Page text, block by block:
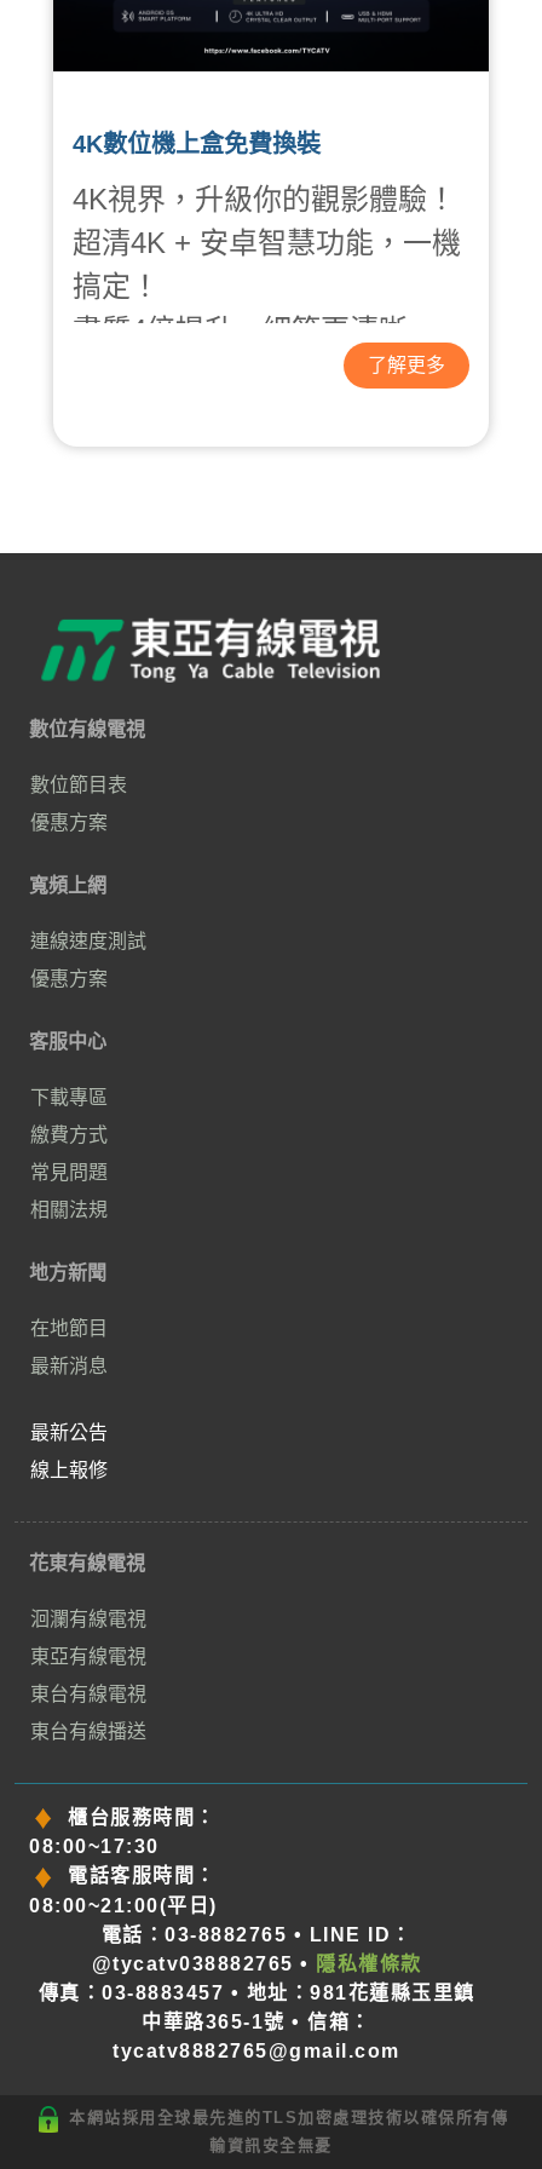
4K數位機上盒免費換裝
4K視界，升級你的觀影體驗！
超清4K + 安卓智慧功能，一機
搞定！
畫質4倍提升，細節更清晰
支援YouTube 等多元娛樂隨心
現在升級 4K 安卓機上盒(需搭
盛宴！
立即換裝，開啟你的4K智慧娛
樂新時代！
https://lin.ee/CAI4oul
了解更多
數位有線電視
數位節目表
優惠方案
寬頻上網
連線速度測試
優惠方案
客服中心
下載專區
繳費方式
常見問題
相關法規
地方新聞
在地節目
最新消息
最新公告
線上報修
花東有線電視
洄瀾有線電視
東亞有線電視
東台有線電視
東台有線播送
櫃台服務時間：
08:00~17:30
電話客服時間：
08:00~21:00(平日)
電話：03-8882765 • LINE ID：
@tycatv038882765 •
隱私權條款
傳真：03-8883457 • 地址：981花蓮縣玉里鎮
中華路365-1號 • 信箱：
tycatv8882765@gmail.com
本網站採用全球最先進的TLS加密處理技術以確保所有傳
輸資訊安全無憂